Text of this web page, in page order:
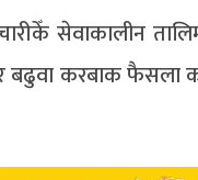
सेवाकालीन
करबाक फैसला